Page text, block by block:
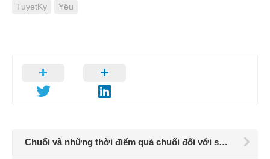
TuyetKy
Yêu
Chuối và những thời điểm quả chuối đối với sức khỏe